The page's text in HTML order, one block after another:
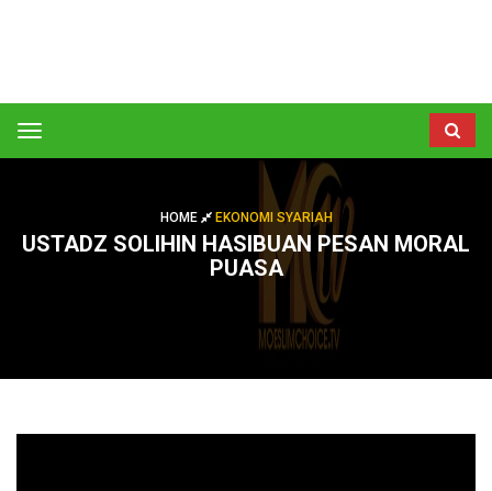
Toggle
navigation
HOME EKONOMI SYARIAH
USTADZ SOLIHIN HASIBUAN PESAN MORAL
PUASA